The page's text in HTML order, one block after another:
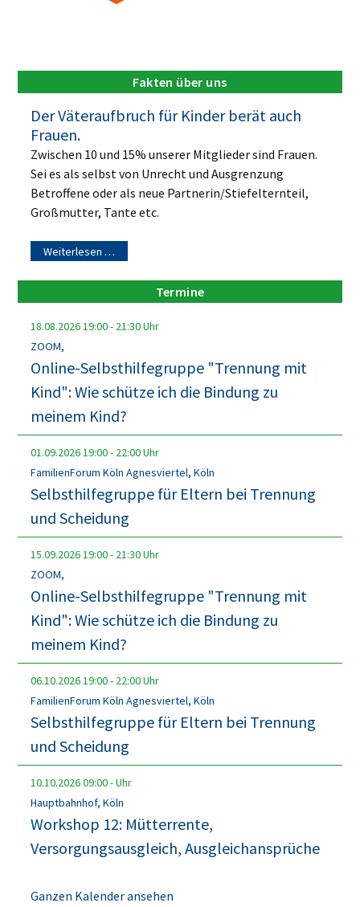
Fakten über uns
Der Väteraufbruch für Kinder berät auch
Frauen.
Zwischen 10 und 15% unserer Mitglieder sind Frauen.
Sei es als selbst von Unrecht und Ausgrenzung
Betroffene oder als neue Partnerin/Stiefelternteil,
Großmutter, Tante etc.
Weiterlesen …
Termine
18.08.2026 19:00- 21:30Uhr
ZOOM,
Online-Selbsthilfegruppe "Trennung mit
Kind": Wie schütze ich die Bindung zu
meinem Kind?
01.09.2026 19:00- 22:00Uhr
FamilienForum Köln Agnesviertel, Köln
Selbsthilfegruppe für Eltern bei Trennung
und Scheidung
15.09.2026 19:00- 21:30Uhr
ZOOM,
Online-Selbsthilfegruppe "Trennung mit
Kind": Wie schütze ich die Bindung zu
meinem Kind?
06.10.2026 19:00- 22:00Uhr
FamilienForum Köln Agnesviertel, Köln
Selbsthilfegruppe für Eltern bei Trennung
und Scheidung
10.10.202609:00-Uhr
Hauptbahnhof, Köln
Workshop 12: Mütterrente,
Versorgungsausgleich, Ausgleichansprüche
Ganzen Kalender ansehen